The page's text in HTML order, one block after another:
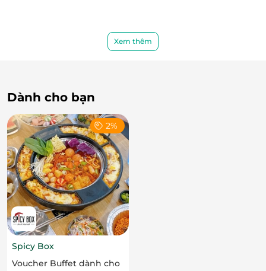
Xem thêm
Dành cho bạn
2%
Spicy Box
Voucher Buffet dành cho